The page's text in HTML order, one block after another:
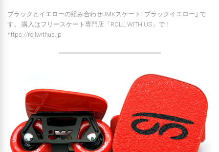
ブラックとイエローの組み合わせJMKスケート｢ブラックイエロー｣ で
す。 購入はフリースケート専門店「ROLL WITH US」で！
https://rollwithus.jp